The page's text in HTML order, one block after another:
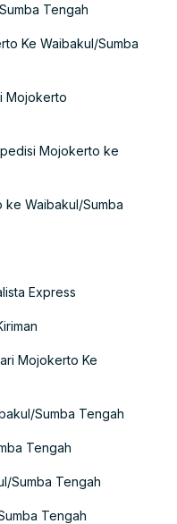
Tengah
Ke Waibakul/Sumba
Mojokerto
Mojokerto ke
Waibakul/Sumba
Express
Mojokerto Ke
Sumba Tengah
Tengah
Sumba Tengah
Tengah